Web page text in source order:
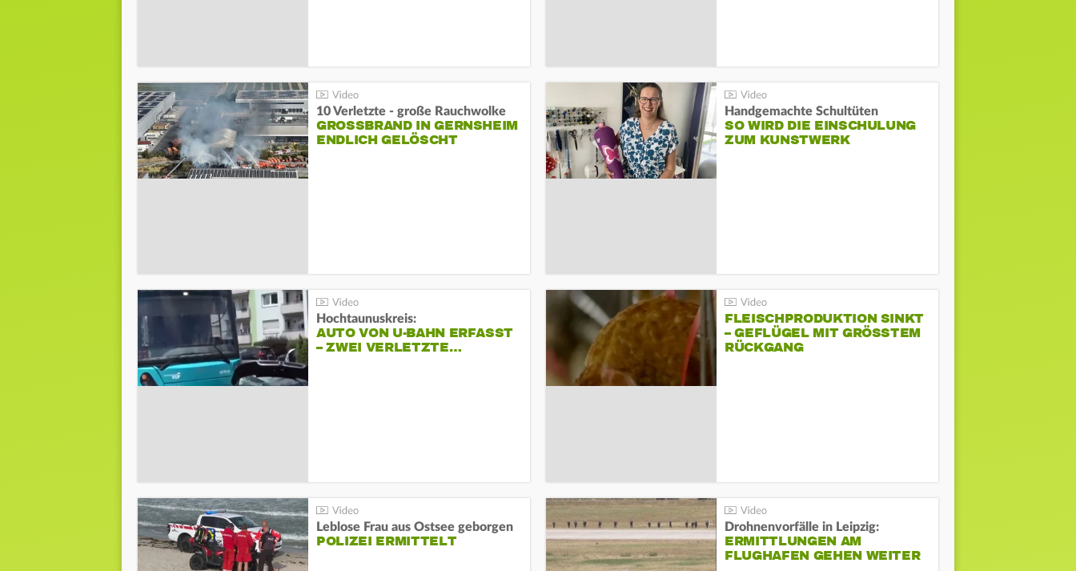
10 Verletzte - große Rauchwolke
GROSSBRAND IN GERNSHEIM E
NDLICH GELÖSCHT
Handgemachte Schultüten
SO WIRD DIE EINSCHULUNG
ZUM KUNSTWERK
Hochtaunuskreis:
AUTO VON U-BAHN ERFASST
– ZWEI VERLETZTE…
FLEISCHPRODUKTION SINKT
– GEFLÜGEL MIT GRÖSSTEM R
ÜCKGANG
Leblose Frau aus Ostsee geborgen
POLIZEI ERMITTELT
Drohnenvorfälle in Leipzig:
ERMITTLUNGEN AM
FLUGHAFEN GEHEN WEITER